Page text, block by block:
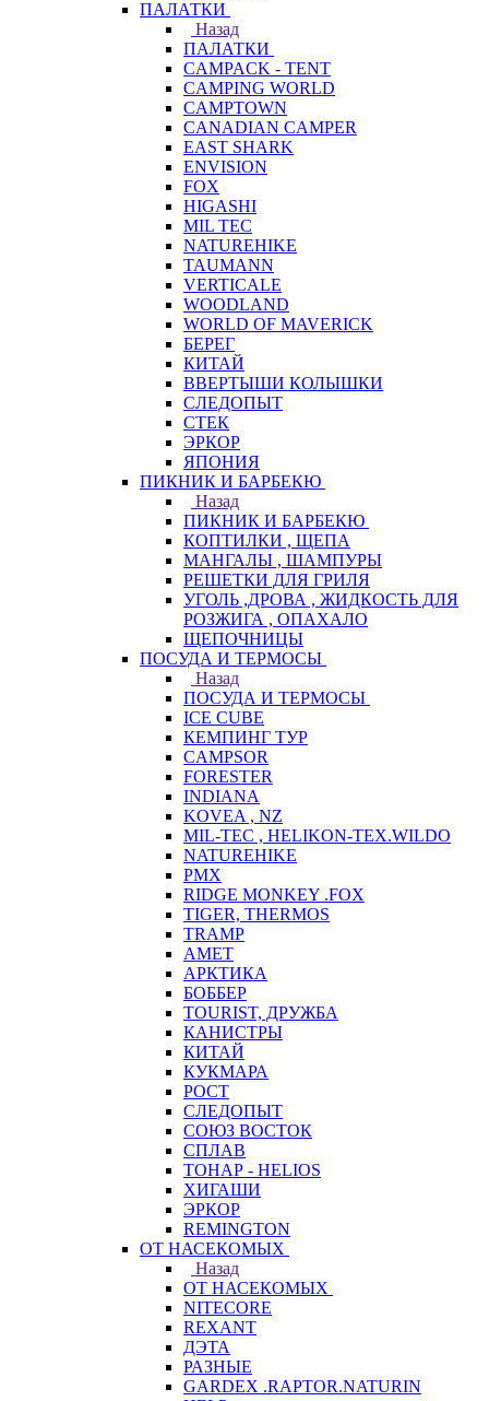
ПАЛАТКИ
Назад
ПАЛАТКИ
CAMPACK - TENT
CAMPING WORLD
CAMPTOWN
CANADIAN CAMPER
EAST SHARK
ENVISION
FOX
HIGASHI
MIL TEC
NATUREHIKE
TAUMANN
VERTICALE
WOODLAND
WORLD OF MAVERICK
БЕРЕГ
КИТАЙ
ВВЕРТЫШИ КОЛЫШКИ
СЛЕДОПЫТ
СТЕК
ЭРКОР
ЯПОНИЯ
ПИКНИК И БАРБЕКЮ
Назад
ПИКНИК И БАРБЕКЮ
КОПТИЛКИ , ЩЕПА
МАНГАЛЫ , ШАМПУРЫ
РЕШЕТКИ ДЛЯ ГРИЛЯ
УГОЛЬ ,ДРОВА , ЖИДКОСТЬ ДЛЯ
РОЗЖИГА , ОПАХАЛО
ЩЕПОЧНИЦЫ
ПОСУДА И ТЕРМОСЫ
Назад
ПОСУДА И ТЕРМОСЫ
ICE CUBE
КЕМПИНГ ТУР
CAMPSOR
FORESTER
INDIANA
KOVEA , NZ
MIL-TEC , HELIKON-TEX.WILDO
NATUREHIKE
PMX
RIDGE MONKEY .FOX
TIGER, THERMOS
TRAMP
АМЕТ
АРКТИКА
БОББЕР
TOURIST, ДРУЖБА
КАНИСТРЫ
КИТАЙ
КУКМАРА
РОСТ
СЛЕДОПЫТ
СОЮЗ ВОСТОК
СПЛАВ
ТОНАР - HELIOS
ХИГАШИ
ЭРКОР
REMINGTON
ОТ НАСЕКОМЫХ
Назад
ОТ НАСЕКОМЫХ
NITECORE
REXANT
ДЭТА
РАЗНЫЕ
GARDEX .RAPTOR.NATURIN